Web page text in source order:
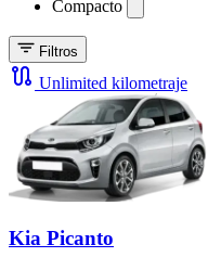
Compacto
Filtros
Unlimited kilometraje
Kia Picanto